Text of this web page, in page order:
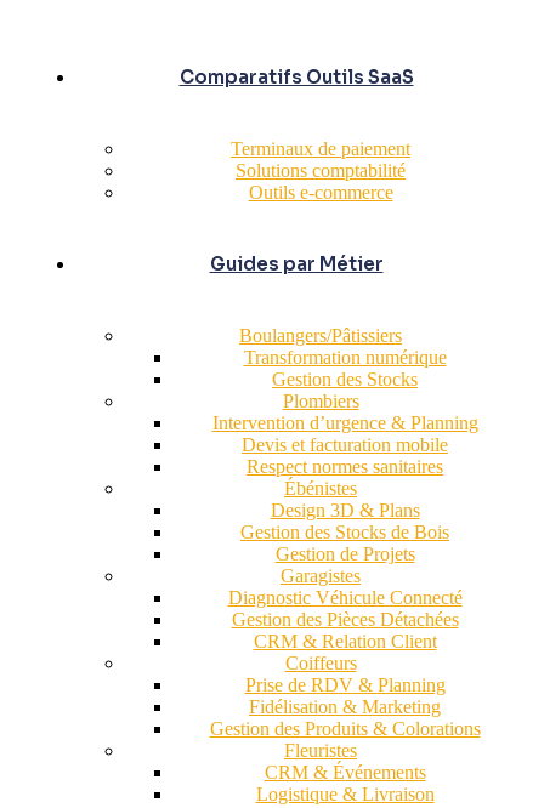
Comparatifs Outils SaaS
Terminaux de paiement
Solutions comptabilité
Outils e-commerce
Guides par Métier
Boulangers/Pâtissiers
Transformation numérique
Gestion des Stocks
Plombiers
Intervention d’urgence & Planning
Devis et facturation mobile
Respect normes sanitaires
Ébénistes
Design 3D & Plans
Gestion des Stocks de Bois
Gestion de Projets
Garagistes
Diagnostic Véhicule Connecté
Gestion des Pièces Détachées
CRM & Relation Client
Coiffeurs
Prise de RDV & Planning
Fidélisation & Marketing
Gestion des Produits & Colorations
Fleuristes
CRM & Événements
Logistique & Livraison